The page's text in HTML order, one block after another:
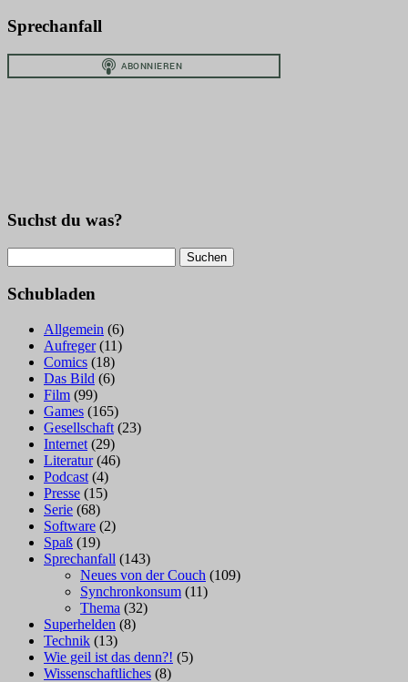
Sprechanfall
Suchst du was?
nach:
Schubladen
Allgemein (6)
Aufreger(11)
Comics (18)
Das Bild (6)
Film (99)
Games (165)
Gesellschaft (23)
Internet (29)
Literatur(46)
Podcast (4)
Presse (15)
Serie (68)
Software (2)
Spaß (19)
Sprechanfall (143)
Neues von der Couch (109)
Synchronkonsum (11)
Thema (32)
Superhelden (8)
Technik (13)
Wie geil ist das denn?! (5)
Wissenschaftliches (8)